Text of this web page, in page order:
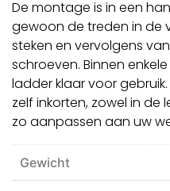
De montage is in een
gewoon de treden in de
steken en vervolgens
schroeven. Binnen
ladder klaar voor
zelf inkorten, zowel in de
zo aanpassen aan uw
Gewicht